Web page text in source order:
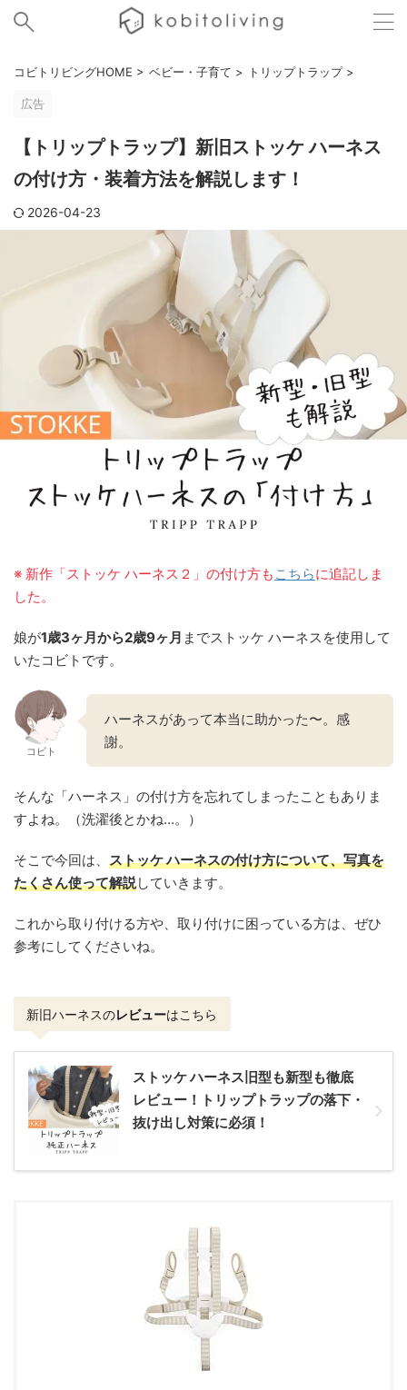
コビトリビングHOME > ベビー・子育て > トリップトラップ >
広告
【トリップトラップ】新旧ストッケ ハーネス
の付け方・装着方法を解説します！
2026-04-23
※ 新作「ストッケ ハーネス２」の付け方も こちらに追記しま
した。
娘が1歳3ヶ月から2歳9ヶ月 までストッケ ハーネスを使用して
いたコビトです。
コビト
ハーネスがあって本当に助かった〜。感
謝。
そんな「ハーネス」の付け方を忘れてしまったこともありま
すよね。（洗濯後とかね…。）
そこで今回は、 ストッケ ハーネスの付け方について、写真を
たくさん使って解説していきます。
これから取り付ける方や、取り付けに困っている方は、ぜひ
参考にしてくださいね。
新旧ハーネスのレビューはこちら
ストッケ ハーネス旧型も新型も徹底
レビュー！トリップトラップの落下・
抜け出し対策に必須！